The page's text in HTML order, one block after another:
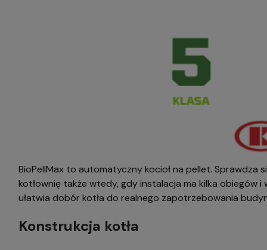
BioPellMax to automatyczny kocioł na pellet.
kotłownię także wtedy, gdy instalacja ma kilka obiegów
ułatwia dobór kotła do realnego zapotrzebowania
Konstrukcja kotła